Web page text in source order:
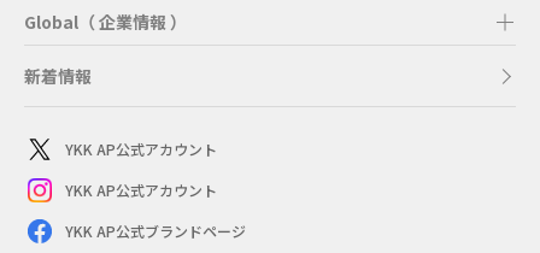
Global（ 企業情報 ）
新着情報
YKK AP公式アカウント
YKK AP公式アカウント
YKK AP公式ブランドページ